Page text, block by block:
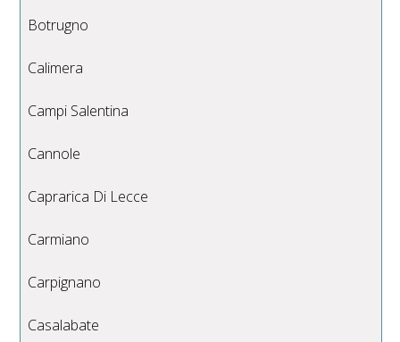
Botrugno
Calimera
Campi Salentina
Cannole
Caprarica Di Lecce
Carmiano
Carpignano
Casalabate